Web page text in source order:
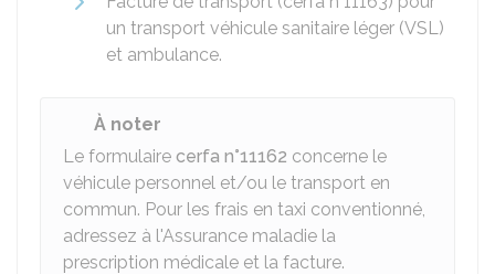
un transport véhicule sanitaire léger (VSL)
et ambulance.
À noter
Le formulaire cerfa n°11162 concerne le
véhicule personnel et/ou le transport en
commun. Pour les frais en taxi conventionné,
adressez à l'Assurance maladie la
prescription médicale et la facture.